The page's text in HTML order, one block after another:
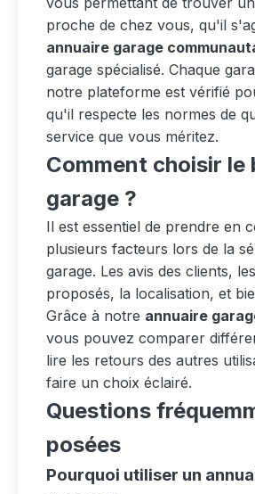
proche de chez vous, qu'il
annuaire garage
garage spécialisé. Chaque
notre plateforme est vérifié
qu'il respecte les normes de
service que vous méritez.
Comment choisir le
garage ?
Il est essentiel de prendre en
plusieurs facteurs lors de la
garage. Les avis des clients,
proposés, la localisation, et
Grâce à notre annuaire
vous pouvez comparer
lire les retours des autres
faire un choix éclairé.
Questions
posées
Pourquoi utiliser un